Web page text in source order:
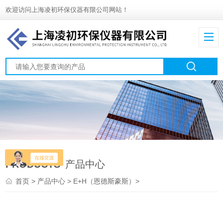
欢迎访问上海凌初环保仪器有限公司网站！
PRODUCTS 产品中心
首页> 产品中心> E+H（恩德斯豪斯）>